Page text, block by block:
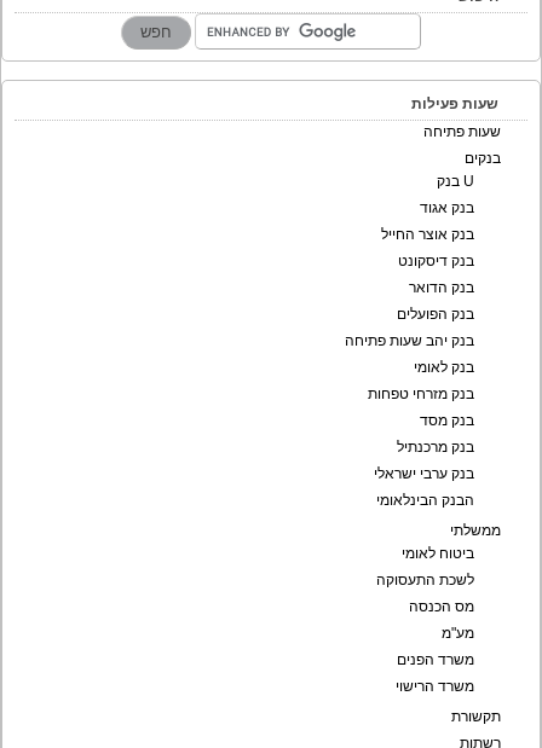
שעות פעילות
שעות פתיחה
בנקים
U בנק
בנק אגוד
בנק אוצר החייל
בנק דיסקונט
בנק הדואר
בנק הפועלים
בנק יהב שעות פתיחה
בנק לאומי
בנק מזרחי טפחות
בנק מסד
בנק מרכנתיל
בנק ערבי ישראלי
הבנק הבינלאומי
ממשלתי
ביטוח לאומי
לשכת התעסוקה
מס הכנסה
מע"מ
משרד הפנים
משרד הרישוי
תקשורת
רשתות